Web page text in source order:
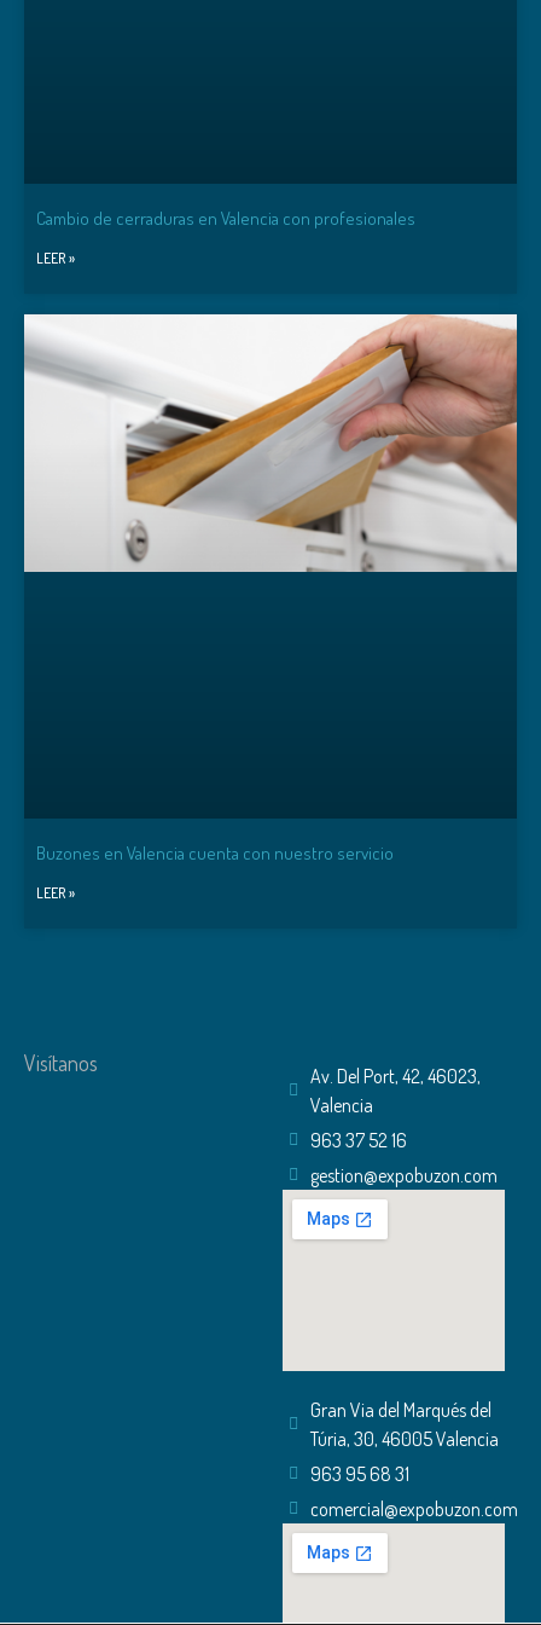
Cambio de cerraduras en Valencia con profesionales
LEER »
Buzones en Valencia cuenta con nuestro servicio
LEER »
Visítanos
Av. Del Port, 42, 46023,
Valencia
963 37 52 16
gestion@expobuzon.com
Gran Via del Marqués del
Túria, 30, 46005 Valencia
963 95 68 31
comercial@expobuzon.com